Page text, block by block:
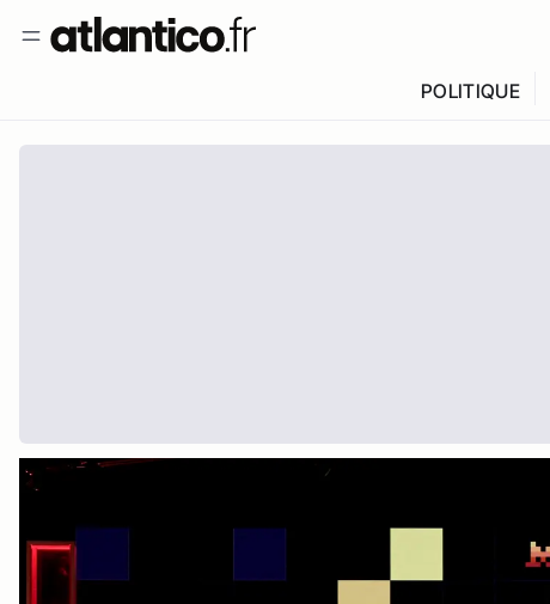
POLITIQUE